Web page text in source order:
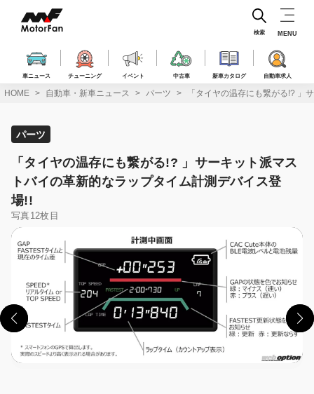
ス
車ニュース チューニング イベント 中古車 新車カタログ 自動車求人
検索 MENU
HOME 自動車・新車ニュース パーツ 「タイヤの温存にも繋がる!? 」
パーツ
「タイヤの温存にも繋がる!? 」サーキット派マス
トバイの革新的なラップタイム計測デバイス登
場!!
写真12枚目